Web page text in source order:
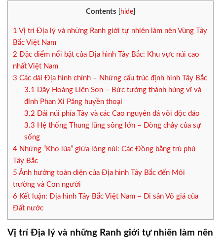
Contents hide
1 Vị trí Địa lý và những Ranh giới tự nhiên làm nên Vùng Tây
Bắc Việt Nam
2 Đặc điểm nổi bật của Địa hình Tây Bắc: Khu vực núi cao
nhất Việt Nam
3 Các dải Địa hình chính – Những cấu trúc định hình Tây Bắc
3.1
Dãy Hoàng Liên Sơn – Bức tường thành hùng vĩ và
đỉnh Phan Xi Păng huyền thoại
3.2 Dải núi phía Tây và các Cao nguyên đá vôi độc đáo
3.3 Hệ thống Thung lũng sông lớn – Dòng chảy của sự
sống
4 Những “Kho lúa” giữa lòng núi: Các Đồng bằng trù phú
Tây Bắc
5 Ảnh hưởng toàn diện của Địa hình Tây Bắc đến Môi
trường và Con người
6 Kết luận: Địa hình Tây Bắc Việt Nam – Di sản Vô giá của
Đất nước
Vị trí Địa lý và những Ranh giới tự nhiên làm nên